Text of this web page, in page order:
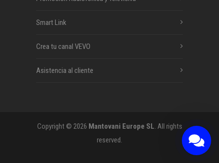
Smart Link
Crea tu canal VEVO
Asistencia al cliente
Copyright © 2026 Mantovani Europe SL. All rights
reserved.